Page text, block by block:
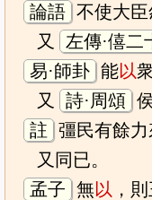
論語 不使大
又
左傳·僖二
易·師卦 能以
又
詩·周頌
註 彊民有餘力
又同已。
孟子 無以 ，